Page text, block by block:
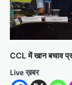
CCL में खान बचाव
Live ख़बर